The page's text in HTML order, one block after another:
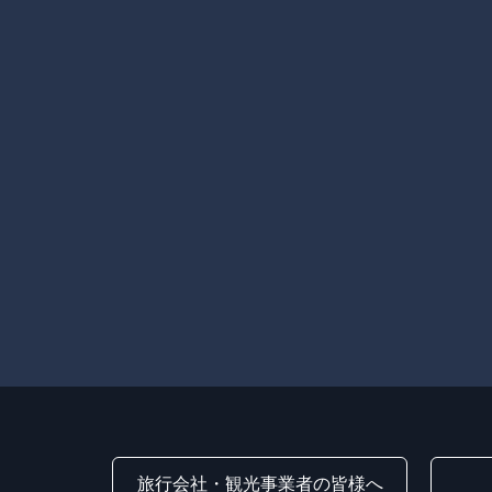
旅行会社・観光事業者の皆様へ